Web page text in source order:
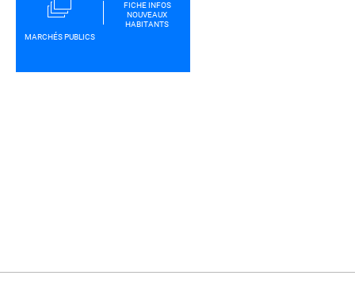
MARCHÉS PUBLICS
FICHE INFOS
NOUVEAUX
HABITANTS